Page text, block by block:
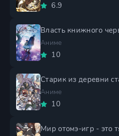
6.9
Власть книжного
Аниме
10
Аниме
10